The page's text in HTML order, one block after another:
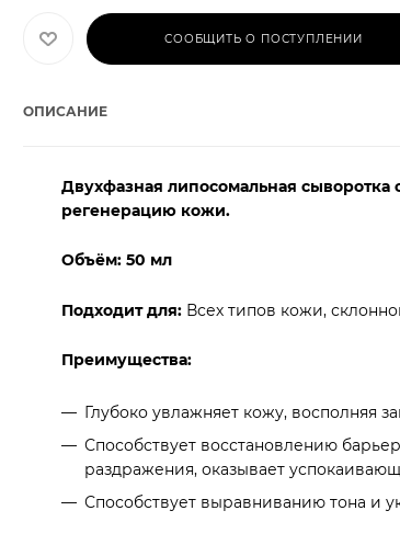
СООБЩИТЬ О ПОСТУПЛЕНИИ
ОПИСАНИЕ
Двухфазная липосомальная сыворотка
регенерацию кожи.
Объём: 50 мл
Подходит для: Всех типов кожи,
Преимущества:
Глубоко увлажняет кожу, восполняя
Способствует восстановлению
раздражения, оказывает
Способствует выравниванию тона и